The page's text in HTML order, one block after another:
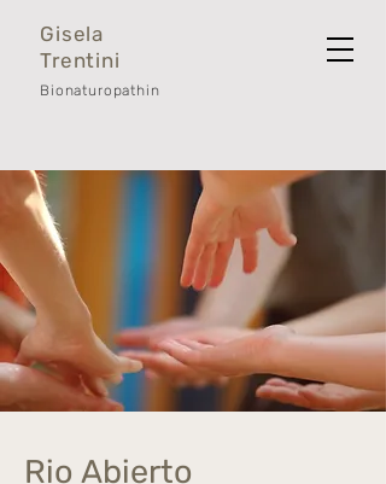
Gisela
Trentini
Bionaturopathin
Rio Abierto